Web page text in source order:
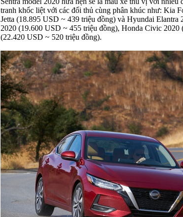
tranh khốc liệt với các đối thủ cùng phân khúc như: Kia
Jetta (18.895 USD ~ 439 triệu đồng) và Hyundai
2020 (19.600 USD ~ 455 triệu đồng), Honda Civic
(22.420 USD ~ 520 triệu đồng).